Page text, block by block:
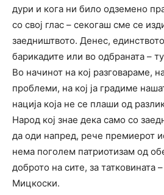
дури и кога ни било одземено
со свој глас – секогаш сме се
заедништвото. Денес,
барикадите или во одбраната –
Во начинот на кој разговараме,
проблеми, на кој ја градиме
нација која не се плаши од
Народ кој знае дека само со
да оди напред, рече премиерот
нема поголем патриотизам од
доброто на сите, за татковината
Мицкоски.